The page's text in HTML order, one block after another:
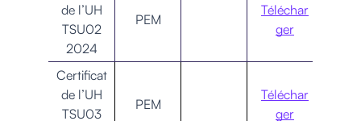
de l’UH
TSU02
2024
PEM
Téléchar
ger
Certificat
de l’UH
TSU03
PEM
Téléchar
ger